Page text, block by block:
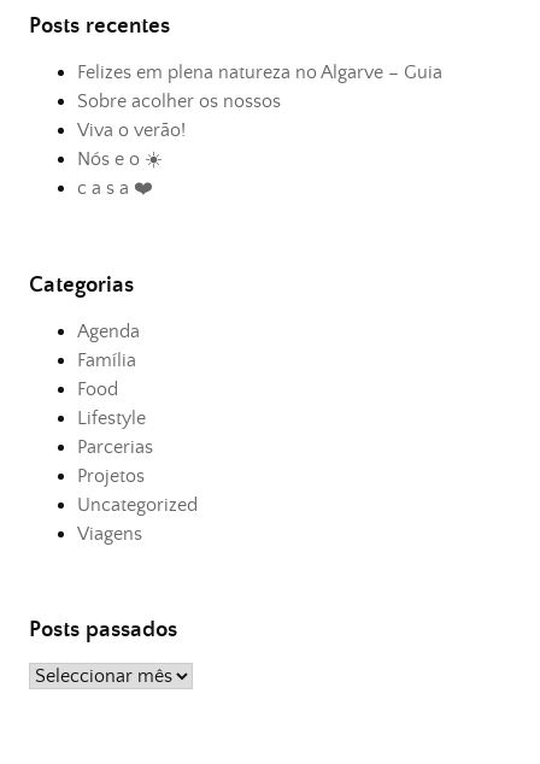
Posts recentes
Felizes em plena natureza no Algarve – Guia
Sobre acolher os nossos
Viva o verão!
Nós e o ☀️
c a s a ❤️
Categorias
Agenda
Família
Food
Lifestyle
Parcerias
Projetos
Uncategorized
Viagens
Posts passados
Posts